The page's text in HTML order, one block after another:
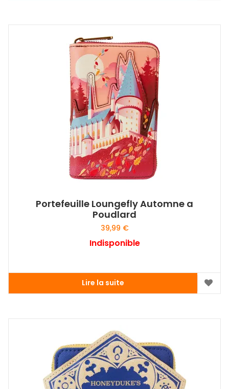
Portefeuille Loungefly Automne a
Poudlard
39,99 €
Indisponible
Lire la suite